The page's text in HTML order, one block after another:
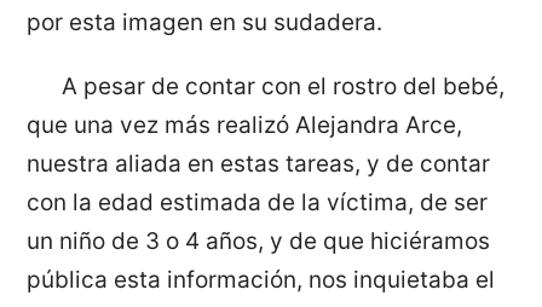
por esta imagen en su sudadera.
A pesar de contar con el rostro del bebé,
que una vez más realizó Alejandra Arce,
nuestra aliada en estas tareas, y de contar
con la edad estimada de la víctima, de ser
un niño de 3 o 4 años, y de que hiciéramos
pública esta información, nos inquietaba el